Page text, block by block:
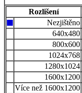
Rozlišení
Nezjištěno
640x480
800x600
1024x768
1280x1024
1600x1200
Více než 1600x1200